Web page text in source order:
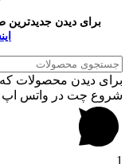
برای دیدن
برای دیدن محصولات که
شروع چت در واتس اپ
1